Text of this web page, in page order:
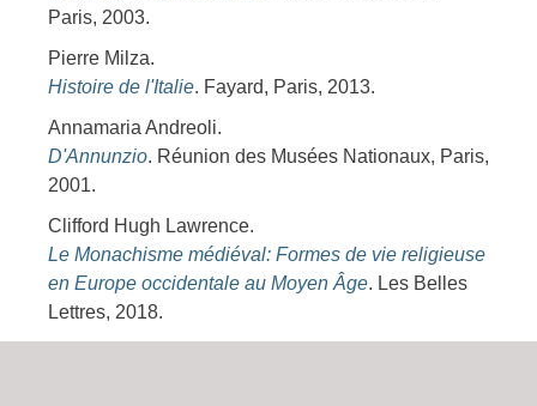
Paris, 2003.
Pierre Milza.
Histoire de l'Italie. Fayard, Paris, 2013.
Annamaria Andreoli.
D'Annunzio. Réunion des Musées Nationaux, Paris,
2001.
Clifford Hugh Lawrence.
Le Monachisme médiéval: Formes de vie religieuse
en Europe occidentale au Moyen Âge. Les Belles
Lettres, 2018.